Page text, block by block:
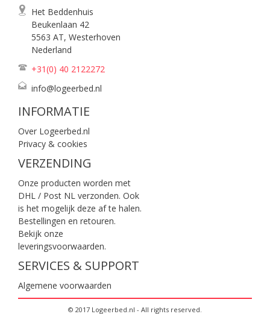
Het Beddenhuis
Beukenlaan 42
5563 AT, Westerhoven
Nederland
+31(0) 40 2122272
info@logeerbed.nl
INFORMATIE
Over Logeerbed.nl
Privacy & cookies
VERZENDING
Onze producten worden met
DHL / Post NL verzonden. Ook
is het mogelijk deze af te halen.
Bestellingen en retouren.
Bekijk onze
leveringsvoorwaarden.
SERVICES & SUPPORT
Algemene voorwaarden
© 2017 Logeerbed.nl - All rights reserved.